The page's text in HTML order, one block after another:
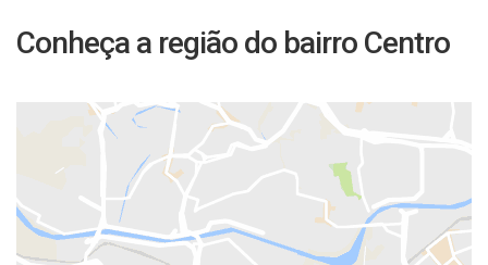
Conheça a região do bairro Centro